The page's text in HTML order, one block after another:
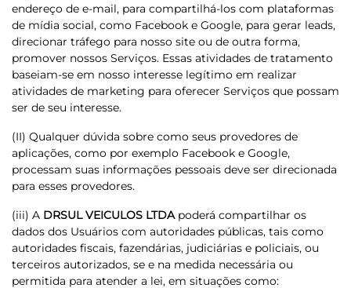
endereço de e-mail, para compartilhá-los com plataformas
de mídia social, como Facebook e Google, para gerar leads,
direcionar tráfego para nosso site ou de outra forma,
promover nossos Serviços. Essas atividades de tratamento
baseiam-se em nosso interesse legítimo em realizar
atividades de marketing para oferecer Serviços que possam
ser de seu interesse.
(II) Qualquer dúvida sobre como seus provedores de
aplicações, como por exemplo Facebook e Google,
processam suas informações pessoais deve ser direcionada
para esses provedores.
(iii) A DRSUL VEICULOS LTDApoderá compartilhar os
dados dos Usuários com autoridades públicas, tais como
autoridades fiscais, fazendárias, judiciárias e policiais, ou
terceiros autorizados, se e na medida necessária ou
permitida para atender a lei, em situações como: